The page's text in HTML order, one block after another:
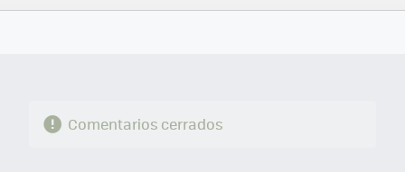
FACEBOOK
TWITTERFLIPBOARD
E-
WHATSAPP
Comentarios cerrados